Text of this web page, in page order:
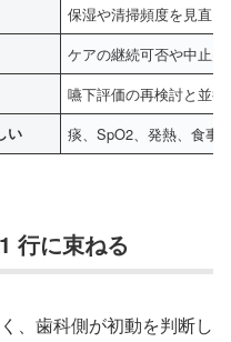
保湿や清掃頻度を見直
ケアの継続可否や中止
嚥下評価の再検討と並
い 痰、SpO2、発熱、食事
行に束ねる
、歯科側が初動を判断し